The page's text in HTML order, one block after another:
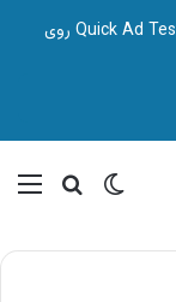
🎯 قبل از شروع کمپین، تصمیم درست بگیر! با Quick Ad Test روی
تغییر پوسته